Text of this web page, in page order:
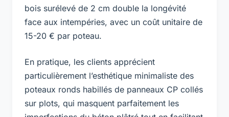
bois surélevé de 2 cm double la longévité
face aux intempéries, avec un coût unitaire de
15-20 € par poteau.
En pratique, les clients apprécient
particulièrement l’esthétique minimaliste des
poteaux ronds habillés de panneaux CP collés
sur plots, qui masquent parfaitement les